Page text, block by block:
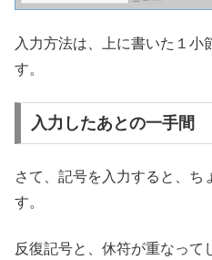
入力方法は、上に書いた１小
す。
入力したあとの一手間
さて、記号を入力すると、ち
す。
反復記号と、休符が重なって